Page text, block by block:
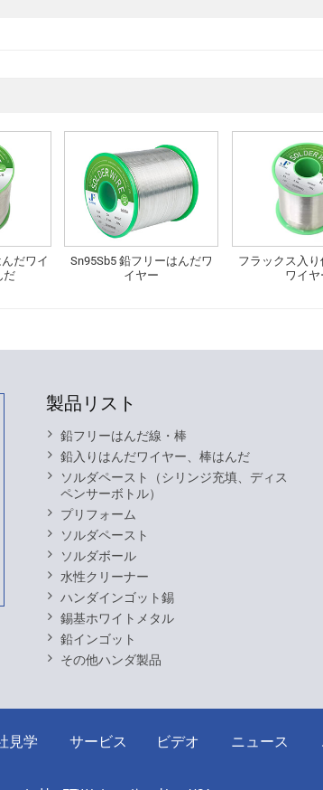
だワイ
だ
Sn95Sb5 鉛フリーはんだワ
イヤー
フラックス入
ワイヤ
製品リスト
鉛フリーはんだ線・棒
鉛入りはんだワイヤー、棒はんだ
ソルダペースト（シリンジ充填、ディス
ペンサーボトル）
プリフォーム
ソルダペースト
ソルダボール
水性クリーナー
ハンダインゴット錫
錫基ホワイトメタル
鉛インゴット
その他ハンダ製品
見学 サービス ビデオ ニュース